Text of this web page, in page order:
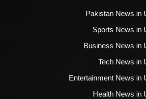
Pakistan News in
Sports News in
Business News in
Tech News in
Entertainment News in
Health News in